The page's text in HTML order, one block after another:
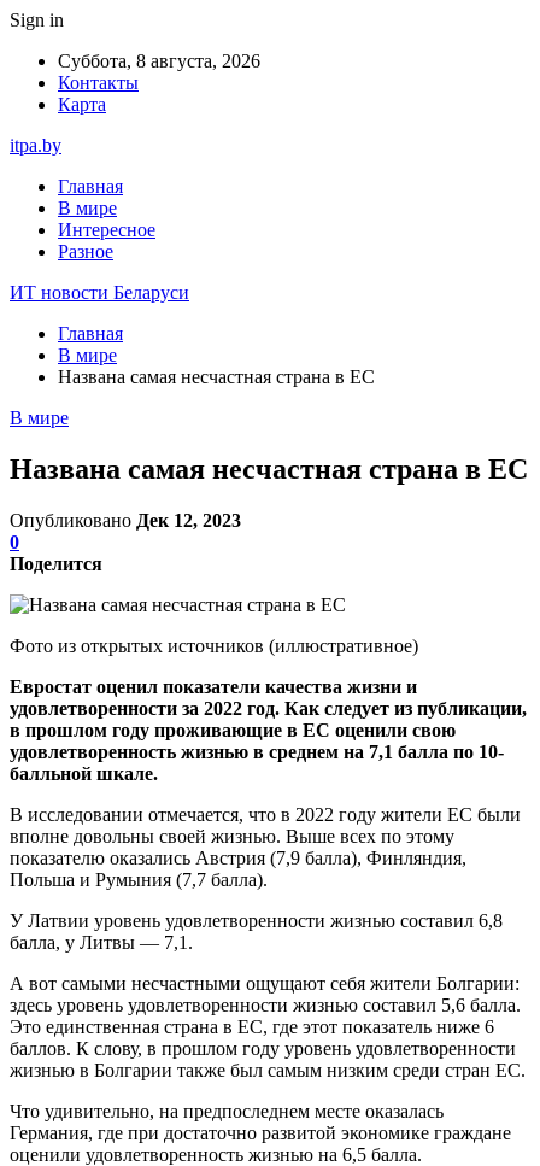
Sign in
Суббота, 8 августа, 2026
Контакты
Карта
itpa.by
Главная
В мире
Интересное
Разное
ИТ новости Беларуси
Главная
В мире
Названа самая несчастная страна в ЕС
В мире
Названа самая несчастная страна в ЕС
Опубликовано Дек 12, 2023
0
Поделится
Фото из открытых источников (иллюстративное)
Евростат оценил показатели качества жизни и
удовлетворенности за 2022 год. Как следует из публикации,
в прошлом году проживающие в ЕС оценили свою
удовлетворенность жизнью в среднем на 7,1 балла по 10-
балльной шкале.
В исследовании отмечается, что в 2022 году жители ЕС были
вполне довольны своей жизнью. Выше всех по этому
показателю оказались Австрия (7,9 балла), Финляндия,
Польша и Румыния (7,7 балла).
У Латвии уровень удовлетворенности жизнью составил 6,8
балла, у Литвы — 7,1.
А вот самыми несчастными ощущают себя жители Болгарии:
здесь уровень удовлетворенности жизнью составил 5,6 балла.
Это единственная страна в ЕС, где этот показатель ниже 6
баллов. К слову, в прошлом году уровень удовлетворенности
жизнью в Болгарии также был самым низким среди стран ЕС.
Что удивительно, на предпоследнем месте оказалась
Германия, где при достаточно развитой экономике граждане
оценили удовлетворенность жизнью на 6,5 балла.